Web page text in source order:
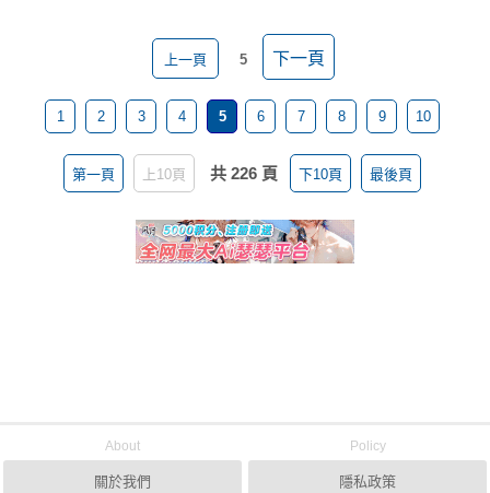
上一頁 5 下一頁
1 2 3 4 5 6 7 8 9 10
第一頁 上10頁 共 226 頁 下10頁 最後頁
About
關於我們
Policy
隱私政策